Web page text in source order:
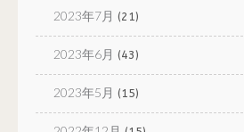
2023年7月 (21)
2023年6月 (43)
2023年5月 (15)